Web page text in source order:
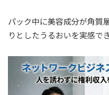
パック中に美容成分が角質
りとしたうるおいを実感で